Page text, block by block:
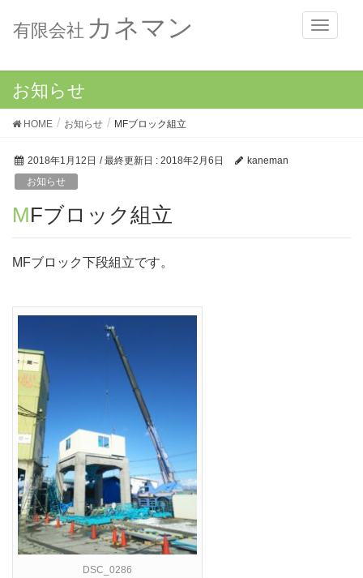
メ
ニ
有限会社 カネマン
お知らせ
HOME お知らせ MFブロック組立
2018年1月12日 / 最終更新日 : 2018年2月6日
kaneman
お知らせ
MFブロック組立
MFブロック下段組立です。
DSC_0286